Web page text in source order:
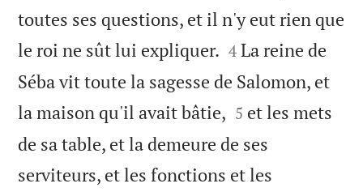
toutes ses questions, et il n'y eut rien que
le roi ne sût lui expliquer. 

4 La reine de
Séba vit toute la sagesse de Salomon, et
la maison qu'il avait bâtie, 

5 et les mets
de sa table, et la demeure de ses
serviteurs, et les fonctions et les